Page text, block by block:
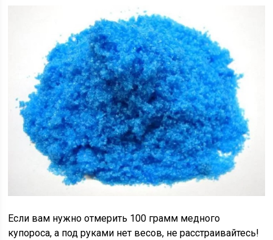
Если вам нужно отмерить 100 грамм медного
купороса, а под руками нет весов, не расстраивайтесь!